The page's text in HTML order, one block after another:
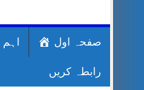
صفحہ اول
رابطہ کریں